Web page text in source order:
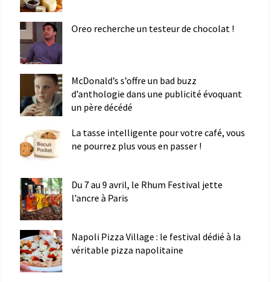
Oreo recherche un testeur de chocolat !
McDonald’s s’offre un bad buzz
d’anthologie dans une publicité évoquant
un père décédé
La tasse intelligente pour votre café, vous
ne pourrez plus vous en passer !
Du 7 au 9 avril, le Rhum Festival jette
l’ancre à Paris
Napoli Pizza Village : le festival dédié à la
véritable pizza napolitaine